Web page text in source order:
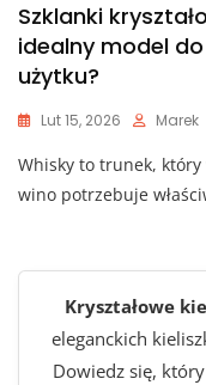
Szklanki
idealny model
użytku?
Lut 15, 2026 Marek
Whisky to trunek,
wino potrzebuje
Kryształowe
eleganckich
Dowiedz się,